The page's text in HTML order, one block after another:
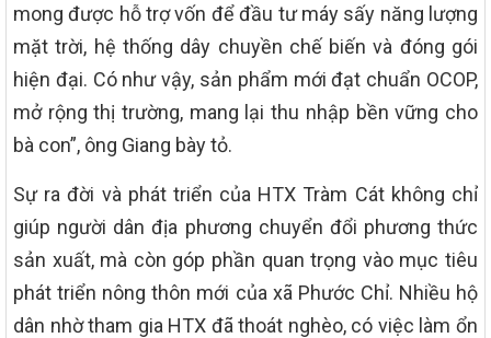
mong được hỗ trợ vốn để đầu tư máy sấy năng lượng
mặt trời, hệ thống dây chuyền chế biến và đóng gói
hiện đại. Có như vậy, sản phẩm mới đạt chuẩn OCOP,
mở rộng thị trường, mang lại thu nhập bền vững cho
bà con”, ông Giang bày tỏ.
Sự ra đời và phát triển của HTX Tràm Cát không chỉ
giúp người dân địa phương chuyển đổi phương thức
sản xuất, mà còn góp phần quan trọng vào mục tiêu
phát triển nông thôn mới của xã Phước Chỉ. Nhiều hộ
dân nhờ tham gia HTX đã thoát nghèo, có việc làm ổn